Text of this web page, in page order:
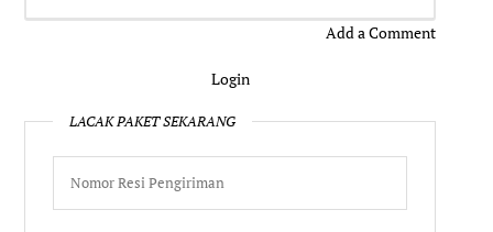
Add a Comment
Login
LACAK PAKET SEKARANG